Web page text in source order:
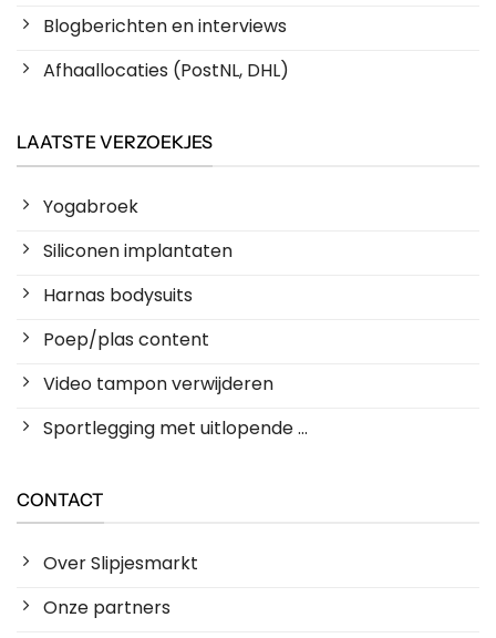
Blogberichten en interviews
Afhaallocaties (PostNL, DHL)
LAATSTE VERZOEKJES
Yogabroek
Siliconen implantaten
Harnas bodysuits
Poep/plas content
Video tampon verwijderen
Sportlegging met uitlopende ...
CONTACT
Over Slipjesmarkt
Onze partners